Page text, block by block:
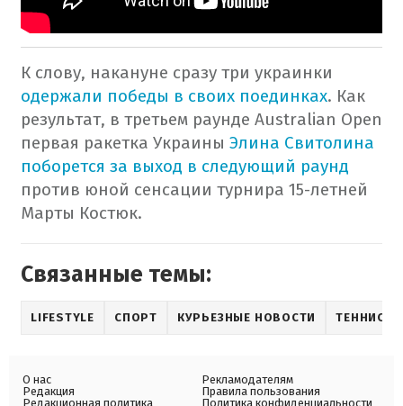
К слову, накануне сразу три украинки
одержали победы в своих поединках. Как
результат, в третьем раунде Australian Open
первая ракетка Украины Элина Свитолина
поборется за выход в следующий раунд
против юной сенсации турнира 15-летней
Марты Костюк.
Связанные темы:
LIFESTYLE СПОРТ КУРЬЕЗНЫЕ НОВОСТИ ТЕННИС
О нас
Редакция
Редакционная политика
Рекламодателям
Правила пользования
Политика конфиденциальности